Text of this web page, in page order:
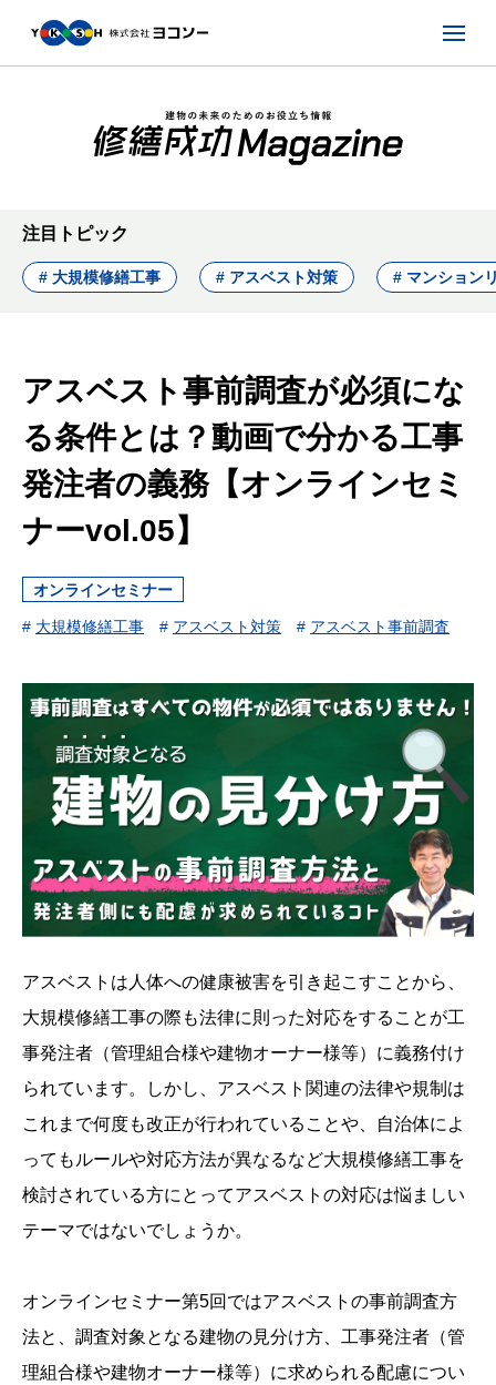
注目トピック
# 大規模修繕工事 # アスベスト対策 # マンション
アスベスト事前調査が必須にな
る条件とは？動画で分かる工事
発注者の義務【オンラインセミ
ナーvol.05】
オンラインセミナー
# 大規模修繕工事 # アスベスト対策 # アスベスト事前調査
アスベストは人体への健康被害を引き起こすことから、
大規模修繕工事の際も法律に則った対応をすることが工
事発注者（管理組合様や建物オーナー様等）に義務付け
られています。しかし、アスベスト関連の法律や規制は
これまで何度も改正が行われていることや、自治体によ
ってもルールや対応方法が異なるなど大規模修繕工事を
検討されている方にとってアスベストの対応は悩ましい
テーマではないでしょうか。
オンラインセミナー第5回ではアスベストの事前調査方
法と、調査対象となる建物の見分け方、工事発注者（管
理組合様や建物オーナー様等）に求められる配慮につい